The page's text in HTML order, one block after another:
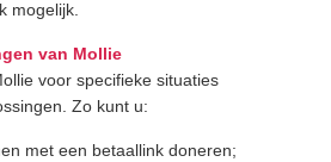
mogelijk.
van Mollie
voor specifieke situaties
Zo kunt u:
met een betaallink doneren;